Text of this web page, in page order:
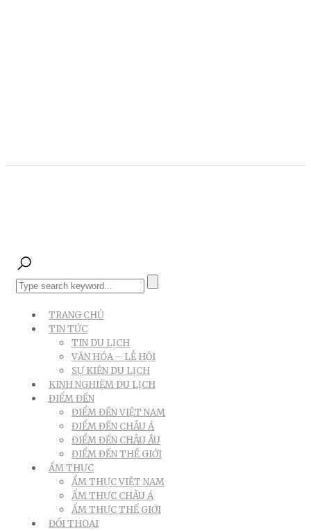
TRANG CHỦ
TIN TỨC
TIN DU LỊCH
VĂN HÓA – LỄ HỘI
SỰ KIỆN DU LỊCH
KINH NGHIỆM DU LỊCH
ĐIỂM ĐẾN
ĐIỂM ĐẾN VIỆT NAM
ĐIỂM ĐẾN CHÂU Á
ĐIỂM ĐẾN CHÂU ÂU
ĐIỂM ĐẾN THẾ GIỚI
ẨM THỰC
ẨM THỰC VIỆT NAM
ẨM THỰC CHÂU Á
ẨM THỰC THẾ GIỚI
ĐỐI THOẠI